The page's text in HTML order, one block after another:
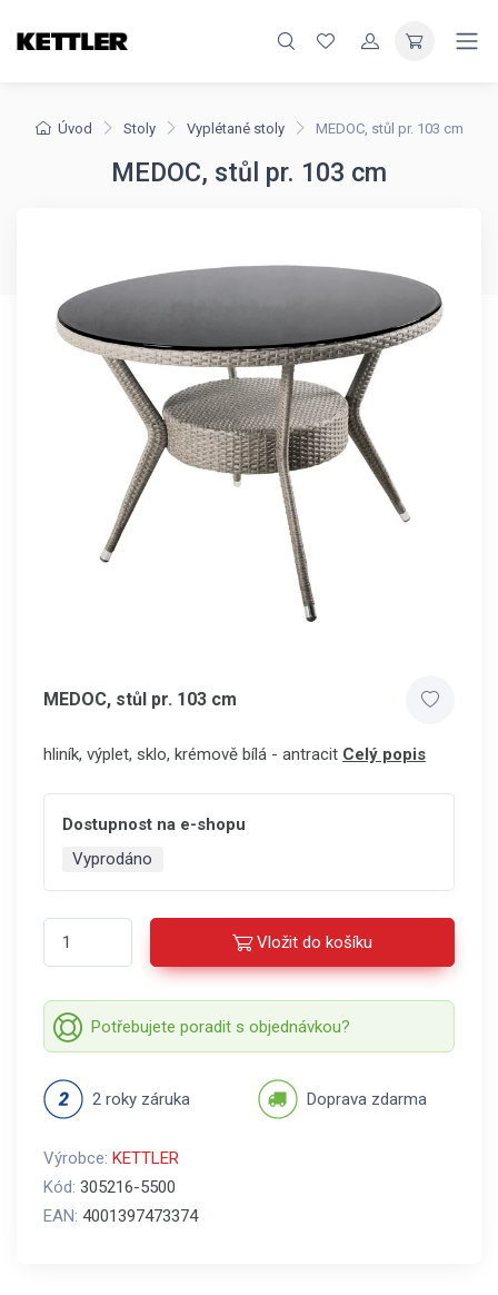
Úvod Stoly Vyplétané stoly MEDOC, stůl pr. 103 cm
MEDOC, stůl pr. 103 cm
MEDOC, stůl pr. 103 cm
hliník, výplet, sklo, krémově bílá - antracit Celý popis
Dostupnost na e-shopu
Vyprodáno
Vložit do košíku
Potřebujete poradit s objednávkou?
2 roky záruka Doprava zdarma
Výrobce: KETTLER
Kód: 305216-5500
EAN: 4001397473374